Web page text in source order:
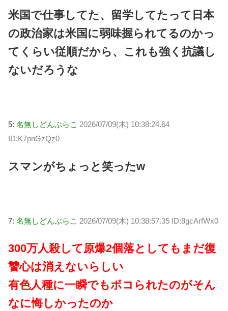
米国で仕事してた、留学してたって日本
の政治家は米国に弱味握られてるのかっ
てくらい従順だから、これも強く抗議し
ないだろうな
5: 名無しどんぶらこ 2026/07/09(木) 10:38:24.64
ID:K7pnGzQz0
スマンがちょっと笑ったw
7: 名無しどんぶらこ 2026/07/09(木) 10:38:57.35 ID:8gcArfWx0
300万人殺して原爆2個落としてもまだ復
讐心は消えないらしい
有色人種に一瞬でもボコられたのがそん
なに悔しかったのか